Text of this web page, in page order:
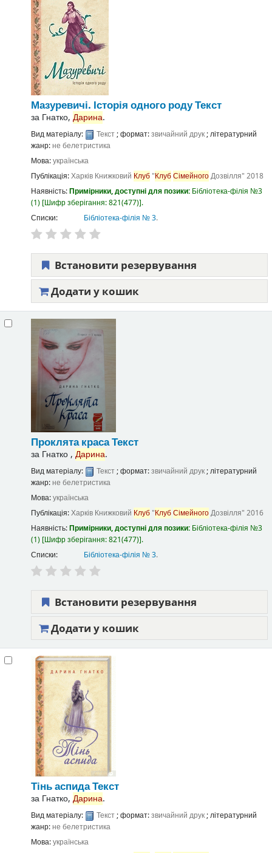
Мазуревичі. Історія одного родуТекст
за Гнатко, Дарина.
Вид матеріалу: Текст; формат:звичайний друк; літературний
жанр:не белетристика
Мова:українська
Публікація:Харків Книжковий Клуб"КлубСімейногоДозвілля" 2018
Наявність:Примірники, доступні для позики: Бібліотека-філія №3
(1) Шифр зберігання:821(477) .
Списки:
Бібліотека-філія № 3.
Встановити резервування
Додати у кошик
Проклята красаТекст
за Гнатко , Дарина.
Вид матеріалу: Текст; формат:звичайний друк; літературний
жанр: не белетристика
Мова:українська
Публікація:Харків Книжковий Клуб"КлубСімейногоДозвілля" 2016
Наявність:Примірники, доступні для позики: Бібліотека-філія №3
(1) Шифр зберігання:821(477) .
Списки:
Бібліотека-філія № 3.
Встановити резервування
Додати у кошик
Тінь аспидаТекст
за Гнатко, Дарина.
Вид матеріалу: Текст; формат:звичайний друк; літературний
жанр:не белетристика
Мова:українська